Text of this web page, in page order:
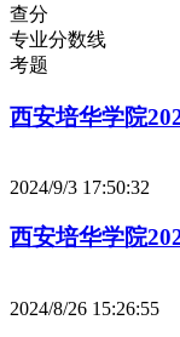
查分
专业分数线
考题
西安培华学院
2024/9/3 17:50:32
西安培华学院
2024/8/26 15:26:55